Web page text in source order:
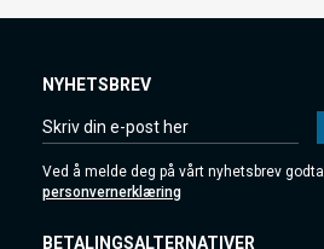
NYHETSBREV
Ved å melde deg på vårt nyhetsbrev
personvernerklæring
BETALINGSALTERNATIVER